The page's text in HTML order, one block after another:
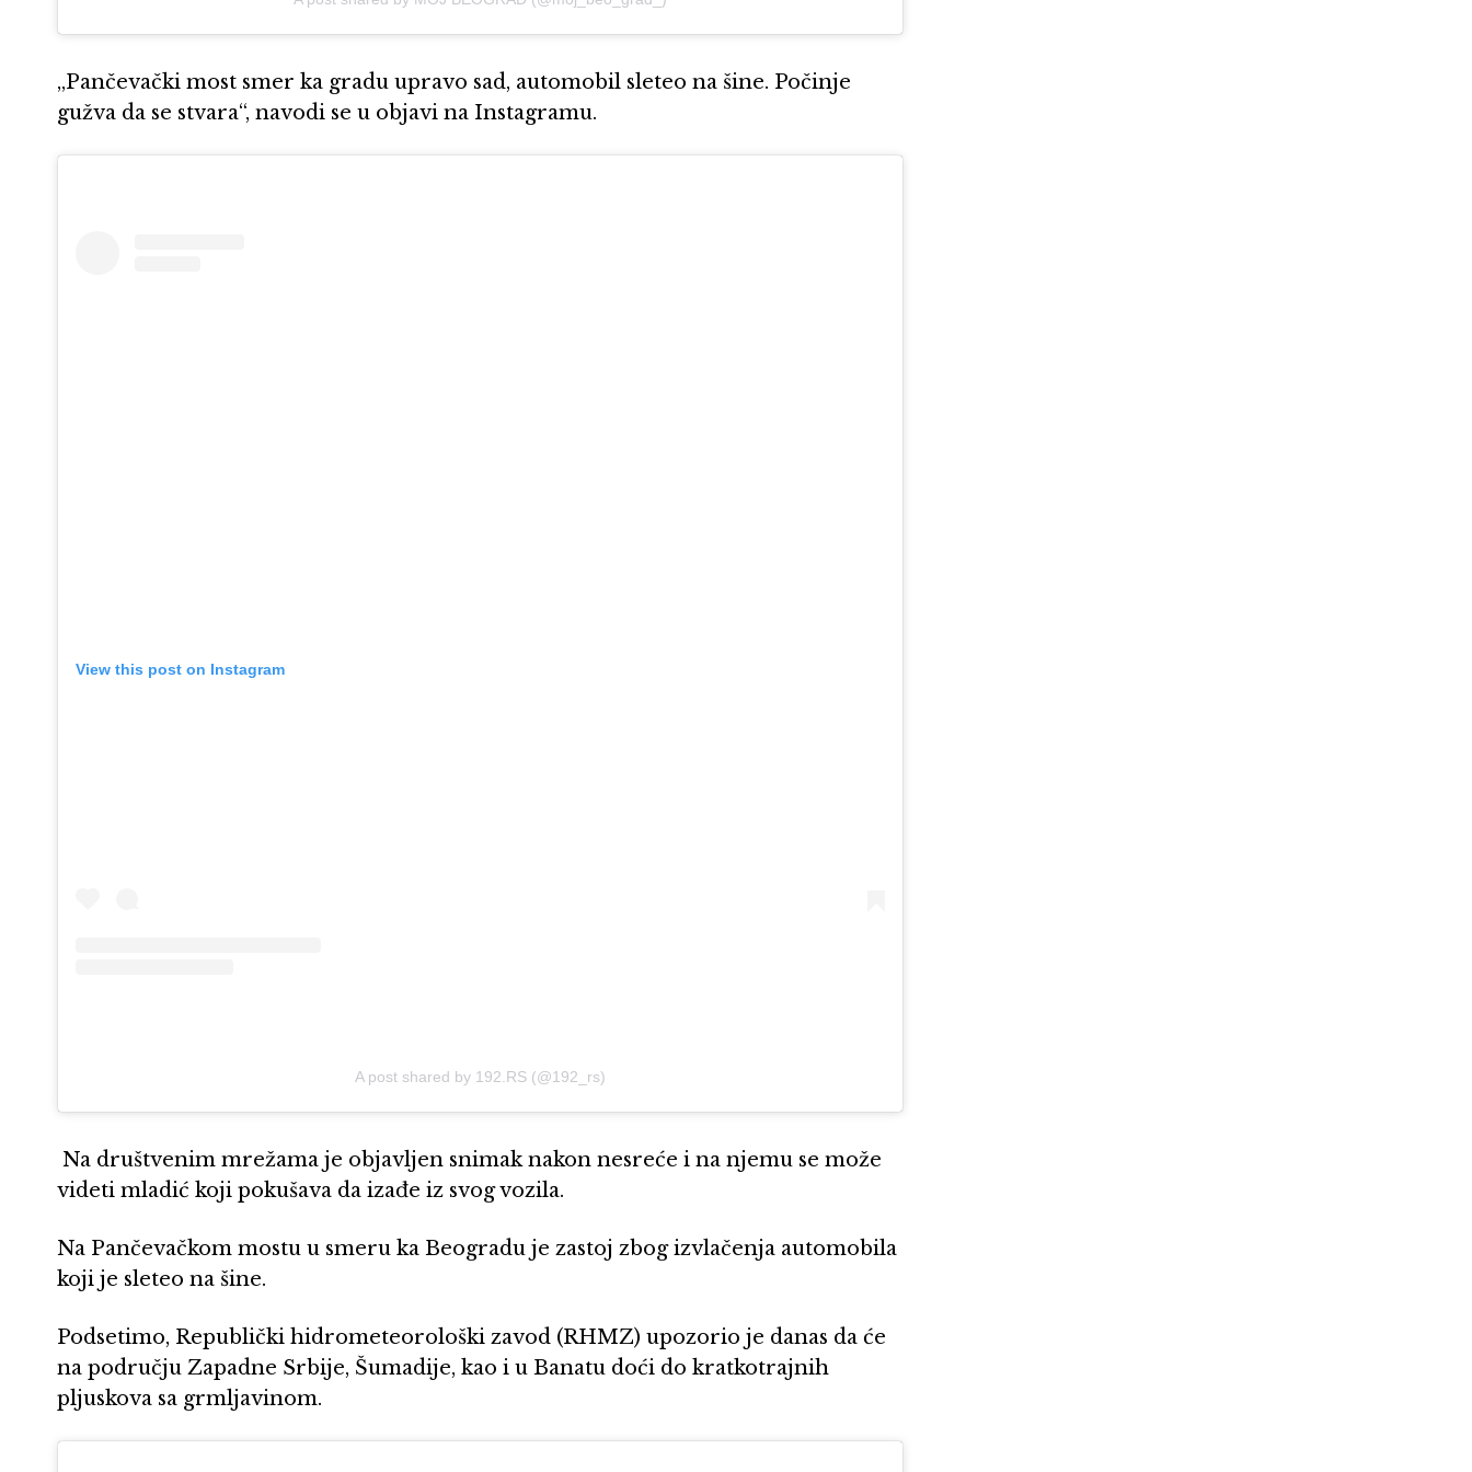
„Pančevački most smer ka gradu upravo sad, automobil sleteo na šine. Počinje
gužva da se stvara“, navodi se u objavi na Instagramu.
View this post on Instagram
A post shared by 192.RS (@192_rs)
Na društvenim mrežama je objavljen snimak nakon nesreće i na njemu se može
videti mladić koji pokušava da izađe iz svog vozila.
Na Pančevačkom mostu u smeru ka Beogradu je zastoj zbog izvlačenja automobila
koji je sleteo na šine.
Podsetimo, Republički hidrometeorološki zavod (RHMZ) upozorio je danas da će
na području Zapadne Srbije, Šumadije, kao i u Banatu doći do kratkotrajnih
pljuskova sa grmljavinom.